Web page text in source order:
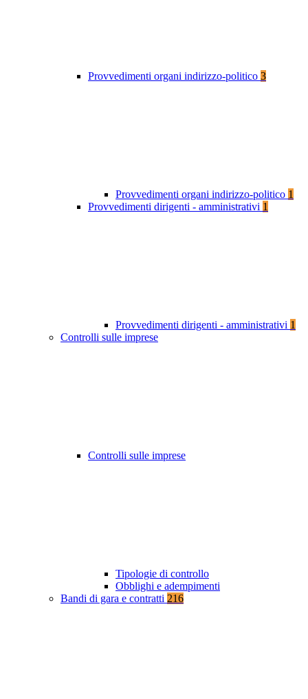
Provvedimenti organi indirizzo-politico 3
Provvedimenti organi indirizzo-politico 1
Provvedimenti dirigenti - amministrativi 1
Provvedimenti dirigenti - amministrativi 1
Controlli sulle imprese
Controlli sulle imprese
Tipologie di controllo
Obblighi e adempimenti
Bandi di gara e contratti 216